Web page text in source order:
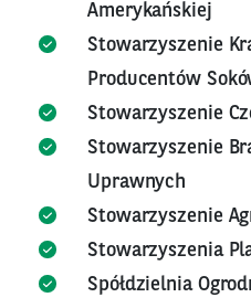
Amerykańskiej
Stowarzyszenie
Producentów
Stowarzyszenie
Stowarzyszenie
Uprawnych
Stowarzyszenie
Stowarzyszenia
Spółdzielnia